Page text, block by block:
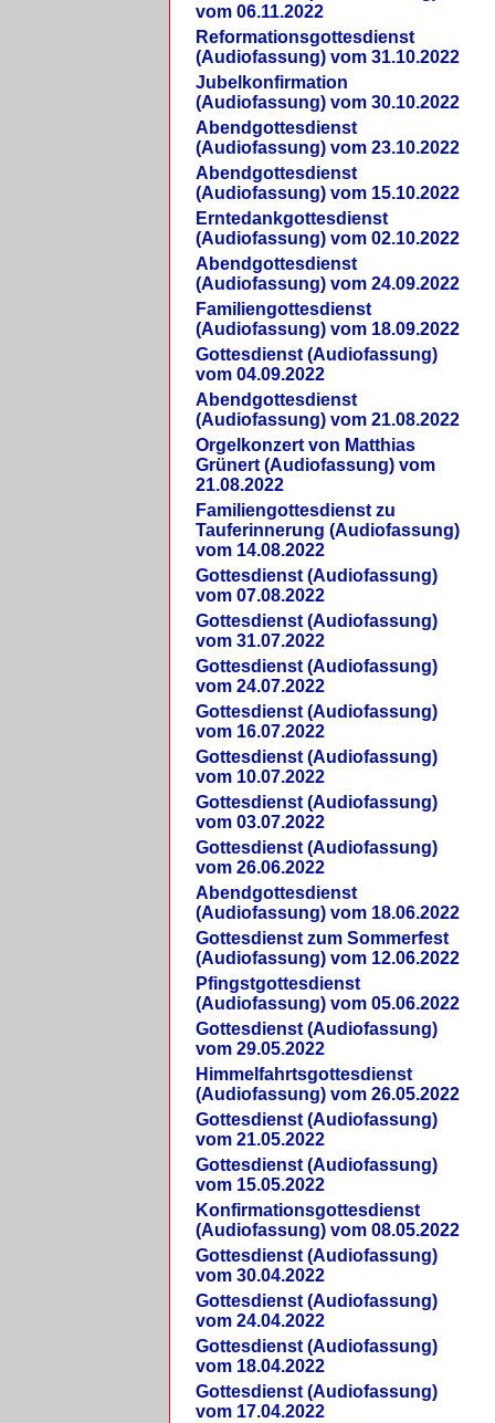
vom 06.11.2022
Reformationsgottesdienst
(Audiofassung) vom 31.10.2022
Jubelkonfirmation
(Audiofassung) vom 30.10.2022
Abendgottesdienst
(Audiofassung) vom 23.10.2022
Abendgottesdienst
(Audiofassung) vom 15.10.2022
Erntedankgottesdienst
(Audiofassung) vom 02.10.2022
Abendgottesdienst
(Audiofassung) vom 24.09.2022
Familiengottesdienst
(Audiofassung) vom 18.09.2022
Gottesdienst (Audiofassung)
vom 04.09.2022
Abendgottesdienst
(Audiofassung) vom 21.08.2022
Orgelkonzert von Matthias
Grünert (Audiofassung) vom
21.08.2022
Familiengottesdienst zu
Tauferinnerung (Audiofassung)
vom 14.08.2022
Gottesdienst (Audiofassung)
vom 07.08.2022
Gottesdienst (Audiofassung)
vom 31.07.2022
Gottesdienst (Audiofassung)
vom 24.07.2022
Gottesdienst (Audiofassung)
vom 16.07.2022
Gottesdienst (Audiofassung)
vom 10.07.2022
Gottesdienst (Audiofassung)
vom 03.07.2022
Gottesdienst (Audiofassung)
vom 26.06.2022
Abendgottesdienst
(Audiofassung) vom 18.06.2022
Gottesdienst zum Sommerfest
(Audiofassung) vom 12.06.2022
Pfingstgottesdienst
(Audiofassung) vom 05.06.2022
Gottesdienst (Audiofassung)
vom 29.05.2022
Himmelfahrtsgottesdienst
(Audiofassung) vom 26.05.2022
Gottesdienst (Audiofassung)
vom 21.05.2022
Gottesdienst (Audiofassung)
vom 15.05.2022
Konfirmationsgottesdienst
(Audiofassung) vom 08.05.2022
Gottesdienst (Audiofassung)
vom 30.04.2022
Gottesdienst (Audiofassung)
vom 24.04.2022
Gottesdienst (Audiofassung)
vom 18.04.2022
Gottesdienst (Audiofassung)
vom 17.04.2022